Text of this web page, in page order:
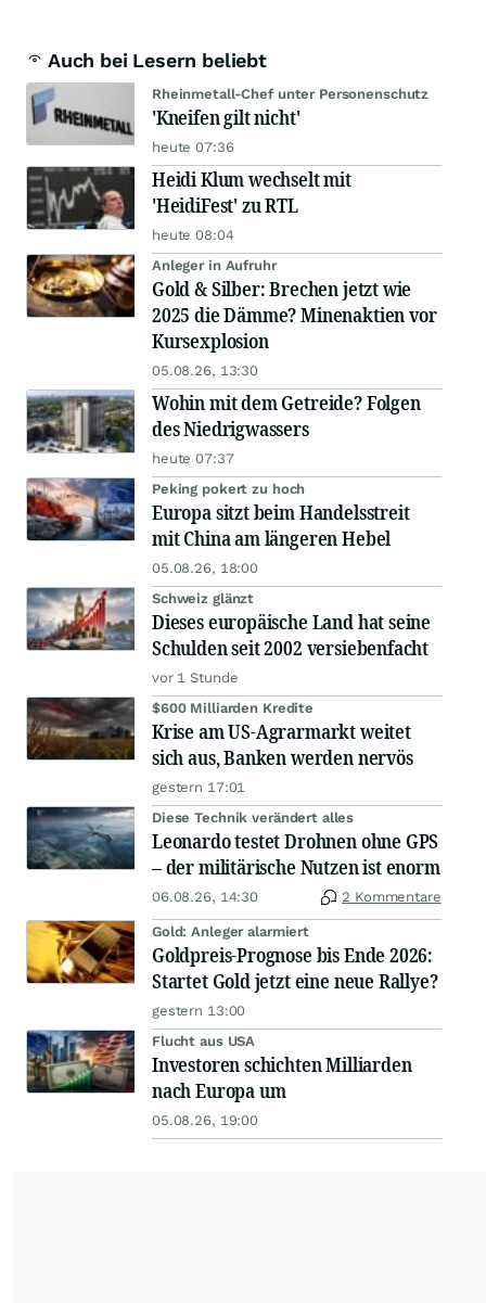
Auch bei Lesern beliebt
Rheinmetall-Chef unter Personenschutz
'Kneifen gilt nicht'
heute 07:36
Heidi Klum wechselt mit
'HeidiFest' zu RTL
heute 08:04
Anleger in Aufruhr
Gold & Silber: Brechen jetzt wie
2025 die Dämme? Minenaktien vor
Kursexplosion
05.08.26, 13:30
Wohin mit dem Getreide? Folgen
des Niedrigwassers
heute 07:37
Peking pokert zu hoch
Europa sitzt beim Handelsstreit
mit China am längeren Hebel
05.08.26, 18:00
Schweiz glänzt
Dieses europäische Land hat seine
Schulden seit 2002 versiebenfacht
vor 1 Stunde
$600 Milliarden Kredite
Krise am US-Agrarmarkt weitet
sich aus, Banken werden nervös
gestern 17:01
Diese Technik verändert alles
Leonardo testet Drohnen ohne GPS
– der militärische Nutzen ist enorm
06.08.26, 14:30 2 Kommentare
Gold: Anleger alarmiert
Goldpreis-Prognose bis Ende 2026:
Startet Gold jetzt eine neue Rallye?
gestern 13:00
Flucht aus USA
Investoren schichten Milliarden
nach Europa um
05.08.26, 19:00